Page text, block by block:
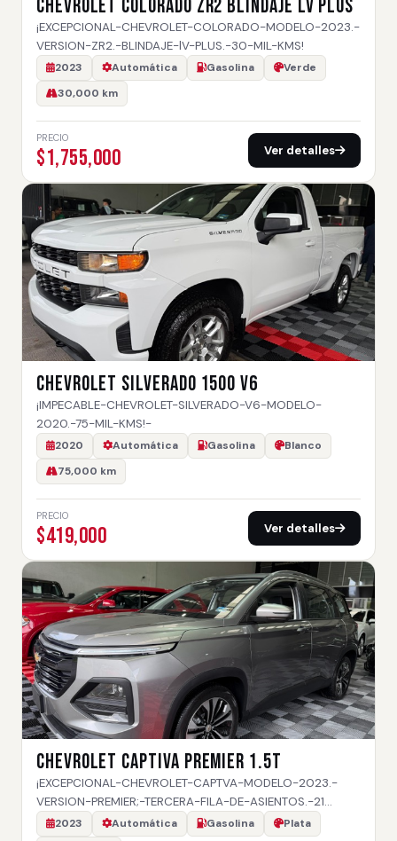
CHEVROLET COLORADO ZR2 BLINDAJE lV PLUS
¡EXCEPCIONAL-CHEVROLET-COLORADO-MODELO-2023.-
VERSION-ZR2.-BLINDAJE-lV-PLUS.-30-MIL-KMS!
2023 Automática Gasolina
Verde
30,000 km
PRECIO
$1,755,000 Ver detalles
CHEVROLET SILVERADO 1500 V6
¡IMPECABLE-CHEVROLET-SILVERADO-V6-MODELO-
2020.-75-MIL-KMS!-
2020 Automática Gasolina
Blanco
75,000 km
PRECIO
$419,000 Ver detalles
CHEVROLET CAPTIVA PREMIER 1.5T
¡EXCEPCIONAL-CHEVROLET-CAPTVA-MODELO-2023.-
VERSION-PREMIER;-TERCERA-FILA-DE-ASIENTOS.-21…
2023 Automática Gasolina
Plata